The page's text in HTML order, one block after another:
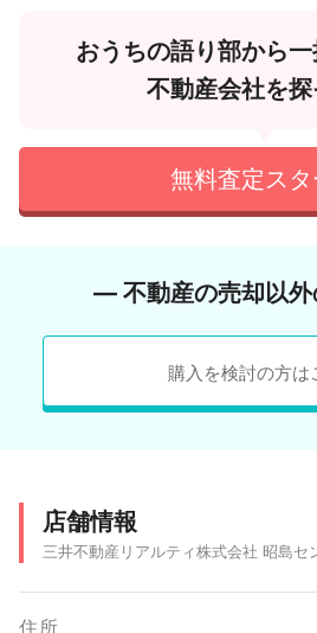
おうちの語り部から一
不動産会社を探
無料査定スタ
― 不動産の売却以
購入を検討の方は
店舗情報
三井不動産リアルティ株式会社 昭島セ
住所